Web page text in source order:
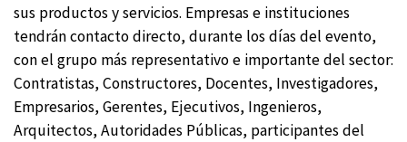
sus productos y servicios. Empresas e instituciones
tendrán contacto directo, durante los días del evento,
con el grupo más representativo e importante del sector:
Contratistas, Constructores, Docentes, Investigadores,
Empresarios, Gerentes, Ejecutivos, Ingenieros,
Arquitectos, Autoridades Públicas, participantes del